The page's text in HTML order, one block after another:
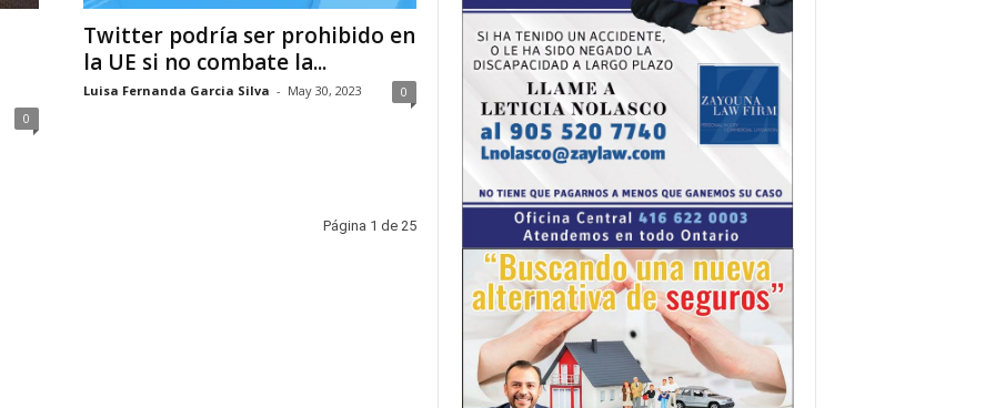
0
Twitter podría ser prohibido en
la UE si no combate la...
Luisa Fernanda Garcia Silva - May 30, 2023 0
Página 1 de 25